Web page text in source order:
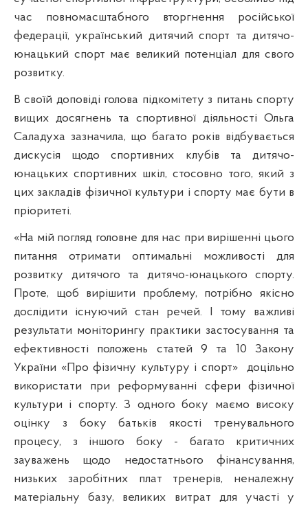
час повномасштабного вторгнення російської
федерації, український дитячий спорт та дитячо-
юнацький спорт має великий потенціал для свого
розвитку.
В своїй доповіді голова підкомітету з питань спорту
вищих досягнень та спортивної діяльності Ольга
Саладуха зазначила, що багато років відбувається
дискусія щодо спортивних клубів та дитячо-
юнацьких спортивних шкіл, стосовно того, який з
цих закладів фізичної культури і спорту має бути в
пріоритеті.
«На мій погляд головне для нас при вирішенні цього
питання отримати оптимальні можливості для
розвитку дитячого та дитячо-юнацького спорту.
Проте, щоб вирішити проблему, потрібно якісно
дослідити існуючий стан речей. І тому важливі
результати моніторингу практики застосування та
ефективності положень статей 9 та 10 Закону
України «Про фізичну культуру і спорт»
доцільно
використати при реформуванні сфери фізичної
культури і спорту. З одного боку маємо високу
оцінку з боку батьків якості тренувального
процесу, з іншого боку - багато критичних
зауважень щодо недостатнього фінансування,
низьких заробітних плат тренерів, неналежну
матеріальну базу, великих витрат для участі у